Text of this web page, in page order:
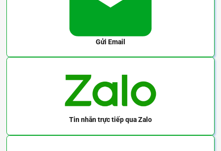
Gửi Email
Tin nhắn trực tiếpqua Zalo